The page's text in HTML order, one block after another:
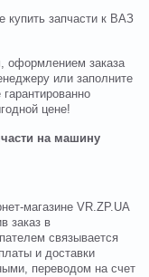
купить запчасти к ВАЗ
оформлением заказа
или заполните
цене!
на машину
магазине VR.ZP.UA
заказ в
связывается
и доставки
переводом на счет